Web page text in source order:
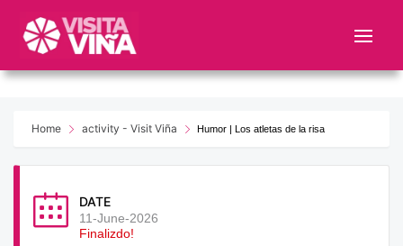
este
web
sistemaHome activity - Visit Viña Humor | Los atletas de la risa
DATE
11-June-2026
Finalizdo!